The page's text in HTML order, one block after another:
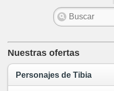
Nuestras ofertas
Personajes de Tibia